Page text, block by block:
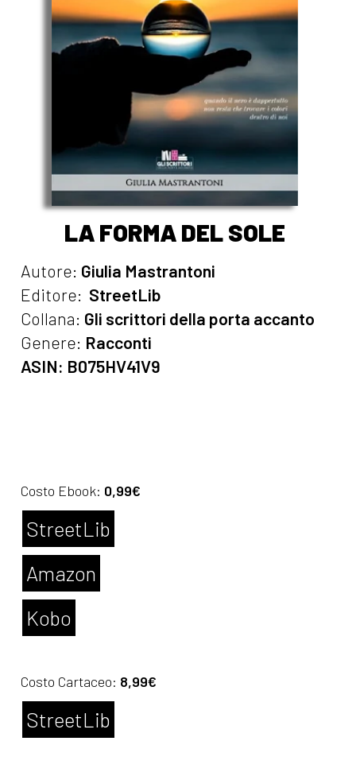
LA FORMA DEL SOLE
Autore: Giulia Mastrantoni
Editore: StreetLib
Collana: Gli scrittori della porta accanto
Genere: Racconti
ASIN: B075HV41V9
Costo Ebook: 0,99€
StreetLib
Amazon
Kobo
Costo Cartaceo: 8,99€
StreetLib